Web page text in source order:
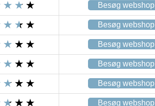
Besøg webshop
Besøg webshop
Besøg webshop
Besøg webshop
Besøg webshop
Besøg webshop